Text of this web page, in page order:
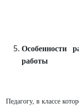
Особенности
работы
Педагогу, в классе